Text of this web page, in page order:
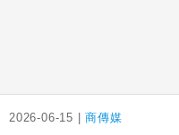
2026-06-15 |商傳媒